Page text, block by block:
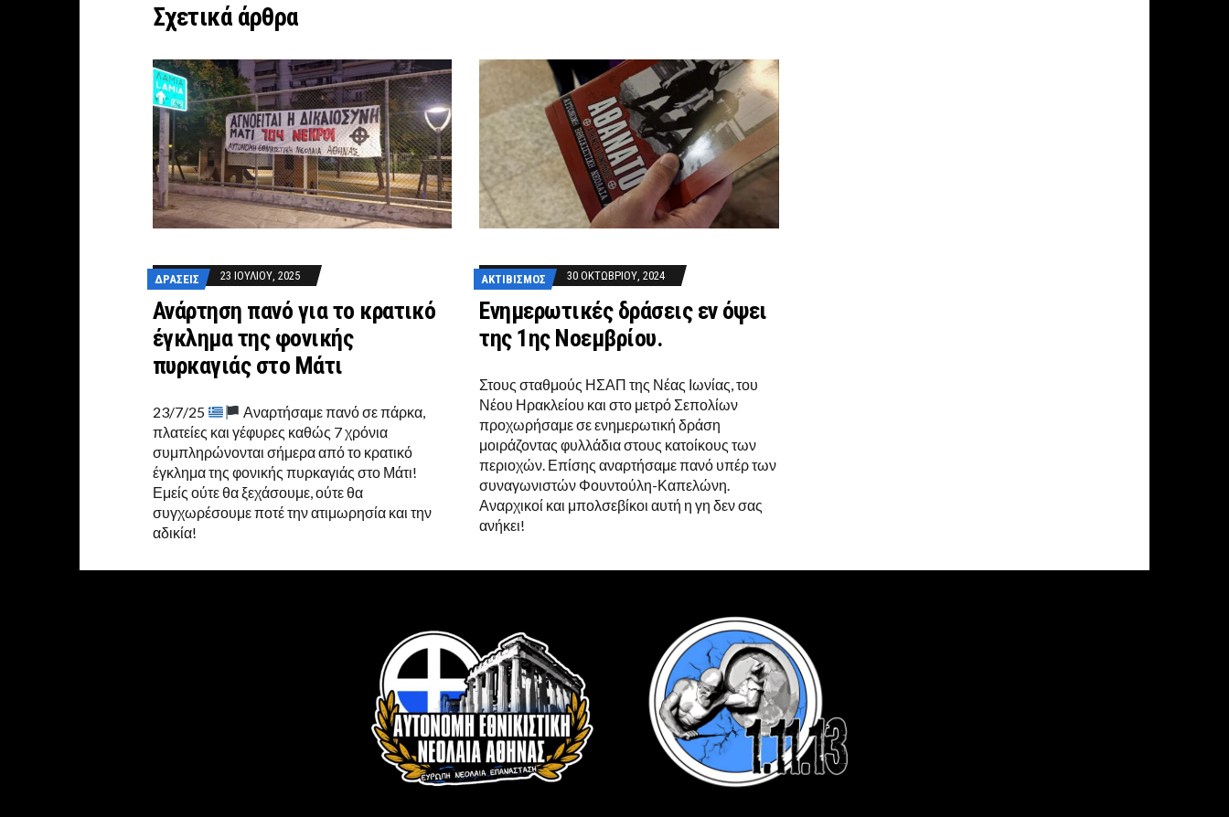
Σχετικά άρθρα
ΔΡΆΣΕΙΣ 23 ΙΟΥΛΊΟΥ, 2025
Ανάρτηση πανό για το κρατικό
έγκλημα της φονικής
πυρκαγιάς στο Μάτι
23/7/25
Αναρτήσαμε πανό σε πάρκα,
πλατείες και γέφυρες καθώς 7 χρόνια
συμπληρώνονται σήμερα από το κρατικό
έγκλημα της φονικής πυρκαγιάς στο Μάτι!
Εμείς ούτε θα ξεχάσουμε, ούτε θα
συγχωρέσουμε ποτέ την ατιμωρησία και την
αδικία!
ΑΚΤΙΒΙΣΜΌΣ 30 ΟΚΤΩΒΡΊΟΥ, 2024
Ενημερωτικές δράσεις εν όψει
της 1ης Νοεμβρίου.
Στους σταθμούς ΗΣΑΠ της Νέας Ιωνίας, του
Νέου Ηρακλείου και στο μετρό Σεπολίων
προχωρήσαμε σε ενημερωτική δράση
μοιράζοντας φυλλάδια στους κατοίκους των
περιοχών. Επίσης αναρτήσαμε πανό υπέρ των
συναγωνιστών Φουντούλη-Καπελώνη.
Αναρχικοί και μπολσεβίκοι αυτή η γη δεν σας
ανήκει!